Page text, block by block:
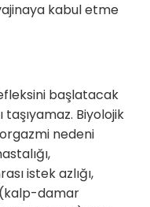
kabul etme
başlatacak
Biyolojik
nedeni
istek azlığı,
damar